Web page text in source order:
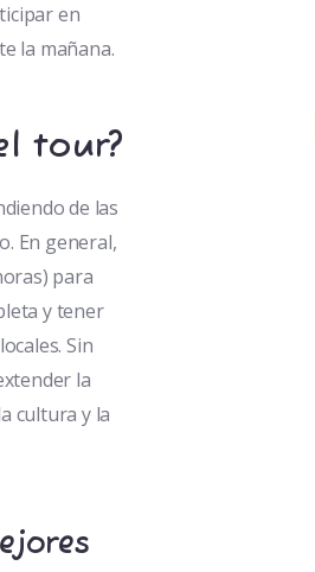
en
la mañana.
tour?
de las
En general,
para
y tener
Sin
la
cultura y la